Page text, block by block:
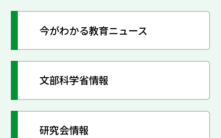
今がわかる教育ニュース
文部科学省情報
研究会情報